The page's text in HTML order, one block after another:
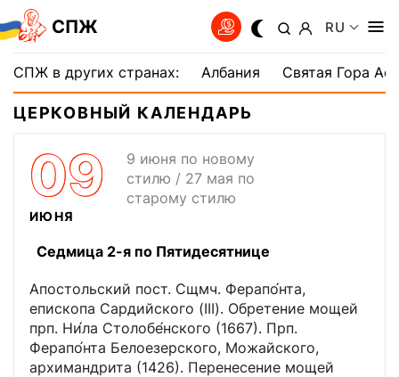
СПЖ RU
СПЖ в других странах: Албания Святая Гора
ЦЕРКОВНЫЙ КАЛЕНДАРЬ
09
ИЮНЯ
9 июня по новому
стилю / 27 мая по
старому стилю
Седмица 2-я по Пятидесятнице
Апостольский пост. Сщмч. Ферапо́нта,
епископа Сардийского (III). Обретение мощей
прп. Ни́ла Столобе́нского (1667). Прп.
Ферапо́нта Белоезерского, Можайского,
архимандрита (1426). Перенесение мощей